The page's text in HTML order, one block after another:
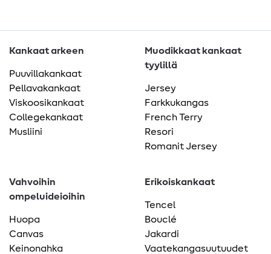
Kankaat arkeen
Puuvillakankaat
Pellavakankaat
Viskoosikankaat
Collegekankaat
Musliini
Muodikkaat kankaat
tyylillä
Jersey
Farkkukangas
French Terry
Resori
Romanit Jersey
Vahvoihin
ompeluideioihin
Huopa
Canvas
Keinonahka
Erikoiskankaat
Tencel
Bouclé
Jakardi
Vaatekangasuutuudet